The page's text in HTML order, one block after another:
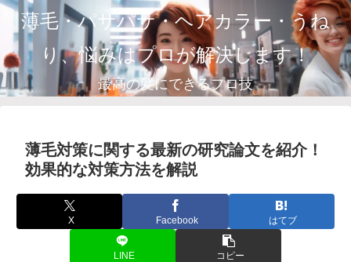
薄毛・パサパサ・ヘアカラー・うね
り、悩みはプロが解決します！
最高の髪にできるプロ技
薄毛対策に関する最新の研究論文を紹介！
効果的な対策方法を解説
X Facebook はてブ
LINE コピー